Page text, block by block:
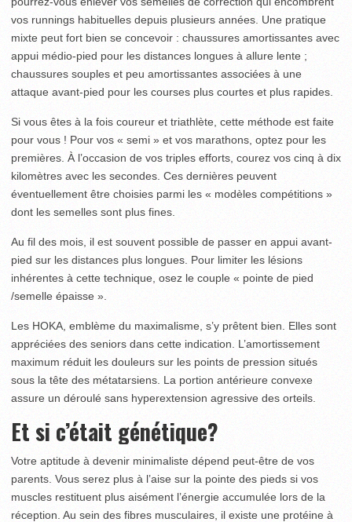
vos runnings habituelles depuis plusieurs années. Une pratique
mixte peut fort bien se concevoir : chaussures amortissantes avec
appui médio-pied pour les distances longues à allure lente ;
chaussures souples et peu amortissantes associées à une
attaque avant-pied pour les courses plus courtes et plus rapides.
Si vous êtes à la fois coureur et triathlète, cette méthode est faite
pour vous ! Pour vos « semi » et vos marathons, optez pour les
premières. À l’occasion de vos triples efforts, courez vos cinq à dix
kilomètres avec les secondes. Ces dernières peuvent
éventuellement être choisies parmi les « modèles compétitions »
dont les semelles sont plus fines.
Au fil des mois, il est souvent possible de passer en appui avant-
pied sur les distances plus longues. Pour limiter les lésions
inhérentes à cette technique, osez le couple « pointe de pied
/semelle épaisse ».
Les HOKA, emblème du maximalisme, s’y prêtent bien. Elles sont
appréciées des seniors dans cette indication. L’amortissement
maximum réduit les douleurs sur les points de pression situés
sous la tête des métatarsiens. La portion antérieure convexe
assure un déroulé sans hyperextension agressive des orteils.
Et si c’était génétique?
Votre aptitude à devenir minimaliste dépend peut-être de vos
parents. Vous serez plus à l’aise sur la pointe des pieds si vos
muscles restituent plus aisément l’énergie accumulée lors de la
réception. Au sein des fibres musculaires, il existe une protéine à